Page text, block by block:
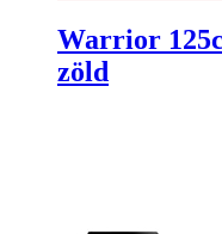
Warrior
zöld